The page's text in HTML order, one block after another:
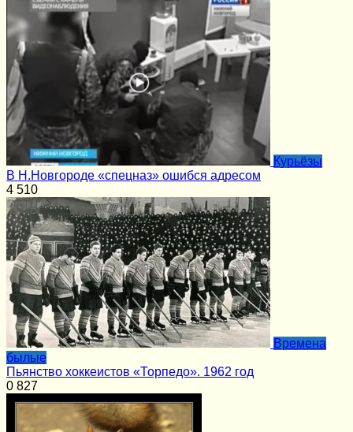
Курьёзы
В Н.Новгороде «спецназ» ошибся адресом
4 510
Времена
былые
Пьянство хоккеистов «Торпедо». 1962 год
0 827